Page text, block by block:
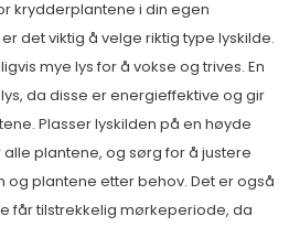
krydderplantene i din egen
det viktig å velge riktig type lyskilde.
mye lys for å vokse og trives. En
da disse er energieffektive og gir
Plasser lyskilden på en høyde
plantene, og sørg for å justere
og plantene etter behov. Det er også
får tilstrekkelig mørkeperiode, da